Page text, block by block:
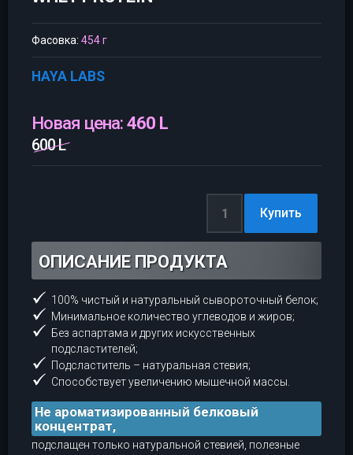
Фасовка: 454 г
HAYA LABS
Новая цена:460 L
600 L
ОПИСАНИЕ ПРОДУКТА
100% чистый и натуральный сывороточный белок;
Минимальное количество углеводов и жиров;
Без аспартама и других искусственных
подсластителей;
Подсластитель – натуральная стевия;
Способствует увеличению мышечной массы.
Не ароматизированный белковый
концентрат,
подслащен только натуральной стевией, полезные